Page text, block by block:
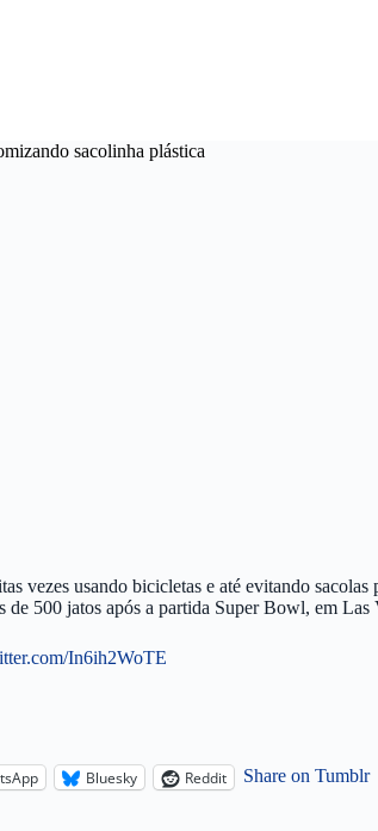
sacolinha plástica
vezes usando bicicletas e até evitando
500 jatos após a partida Super Bowl, em
In6ih2WoTE
Bluesky Reddit Share on Tumblr